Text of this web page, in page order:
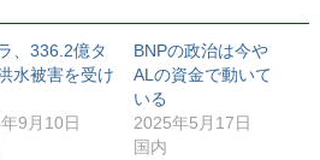
、336.2億タ
水被害を受け
9月10日
BNPの政治は今や
ALの資金で動いて
いる
2025年5月17日
国内